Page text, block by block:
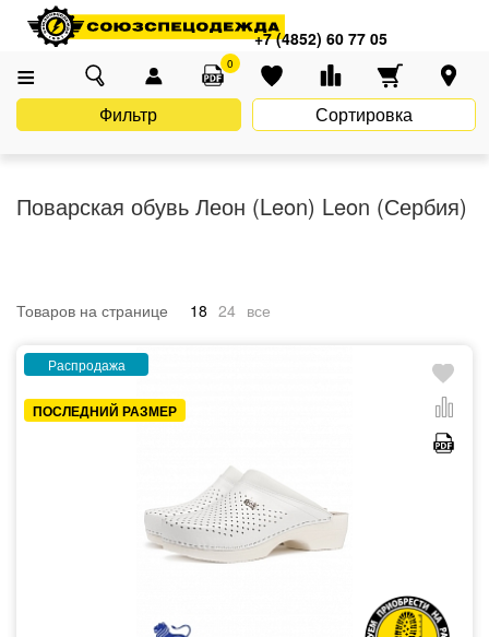
+7 (4852) 60 77 05
0
Главная Каталог Спецобувь
Поварская обувь
Поварская обувь Леон (Leon) Leon (Сербия)
Фильтр Сортировка
Товаров на странице 18 24 все
Распродажа
ПОСЛЕДНИЙ РАЗМЕР